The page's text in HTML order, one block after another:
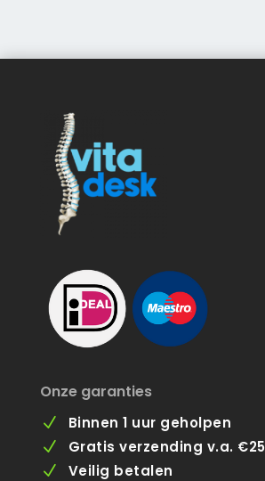
Onze garanties
N Binnen 1 uur geholpen
N Gratis verzending v.a. €25
N Veilig betalen